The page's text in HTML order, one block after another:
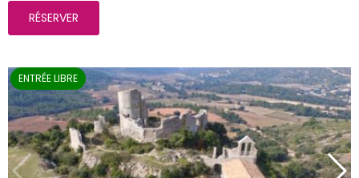
RÉSERVER
ENTRÉE LIBRE